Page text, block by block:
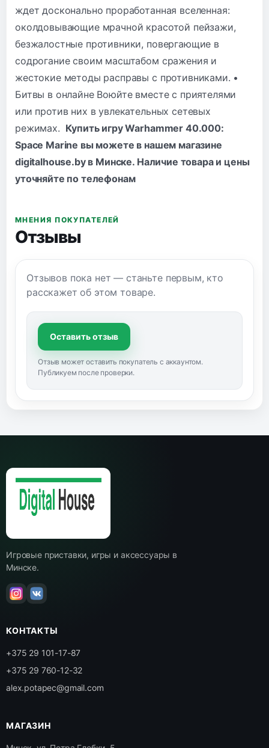
ждет досконально проработанная вселенная:
околдовывающие мрачной красотой пейзажи,
безжалостные противники, повергающие в
содрогание своим масштабом сражения и
жестокие методы расправы с противниками. •
Битвы в онлайне Воюйте вместе с приятелями
или против них в увлекательных сетевых
режимах. Купить игру Warhammer 40.000:
Space Marine вы можете в нашем магазине
digitalhouse.by в Минске. Наличие товара и цены
уточняйте по телефонам
МНЕНИЯ ПОКУПАТЕЛЕЙ
Отзывы
Отзывов пока нет — станьте первым, кто
расскажет об этом товаре.
Оставить отзыв
Отзыв может оставить покупатель с аккаунтом.
Публикуем после проверки.
Игровые приставки, игры и аксессуары в
Минске.
КОНТАКТЫ
+375 29 101-17-87
+375 29 760-12-32
alex.potapec@gmail.com
МАГАЗИН